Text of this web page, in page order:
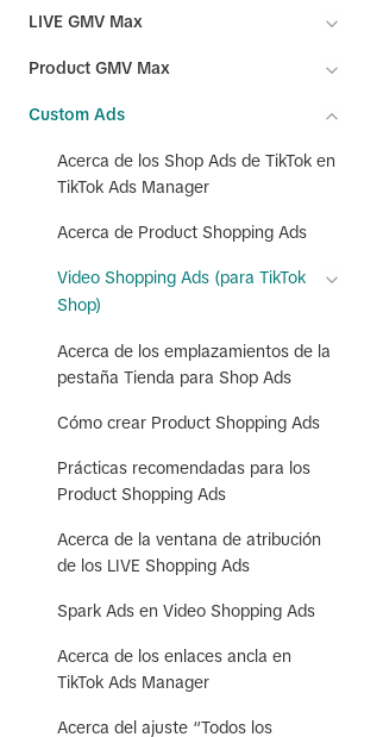
LIVE GMV Max
Product GMV Max
Custom Ads
Acerca de los Shop Ads de TikTok en
TikTok Ads Manager
Acerca de Product Shopping Ads
Video Shopping Ads (para TikTok
Shop)
Acerca de los emplazamientos de la
pestaña Tienda para Shop Ads
Cómo crear Product Shopping Ads
Prácticas recomendadas para los
Product Shopping Ads
Acerca de la ventana de atribución
de los LIVE Shopping Ads
Spark Ads en Video Shopping Ads
Acerca de los enlaces ancla en
TikTok Ads Manager
Acerca del ajuste “Todos los